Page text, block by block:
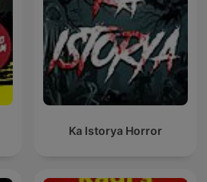
Ka Istorya Horror